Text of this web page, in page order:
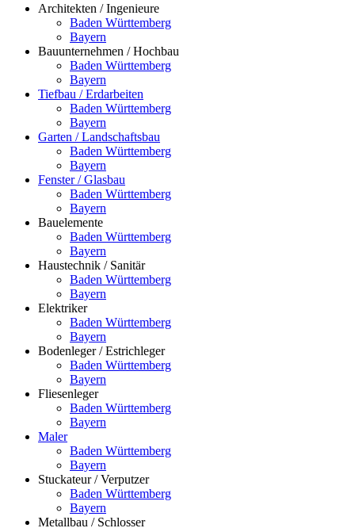
Architekten / Ingenieure
Baden Württemberg
Bayern
Bauunternehmen / Hochbau
Baden Württemberg
Bayern
Tiefbau / Erdarbeiten
Baden Württemberg
Bayern
Garten / Landschaftsbau
Baden Württemberg
Bayern
Fenster / Glasbau
Baden Württemberg
Bayern
Bauelemente
Baden Württemberg
Bayern
Haustechnik / Sanitär
Baden Württemberg
Bayern
Elektriker
Baden Württemberg
Bayern
Bodenleger / Estrichleger
Baden Württemberg
Bayern
Fliesenleger
Baden Württemberg
Bayern
Maler
Baden Württemberg
Bayern
Stuckateur / Verputzer
Baden Württemberg
Bayern
Metallbau / Schlosser